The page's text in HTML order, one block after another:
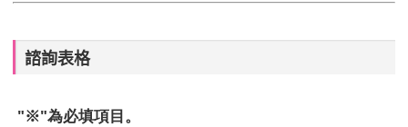
諮詢表格
″※″為必填項目。